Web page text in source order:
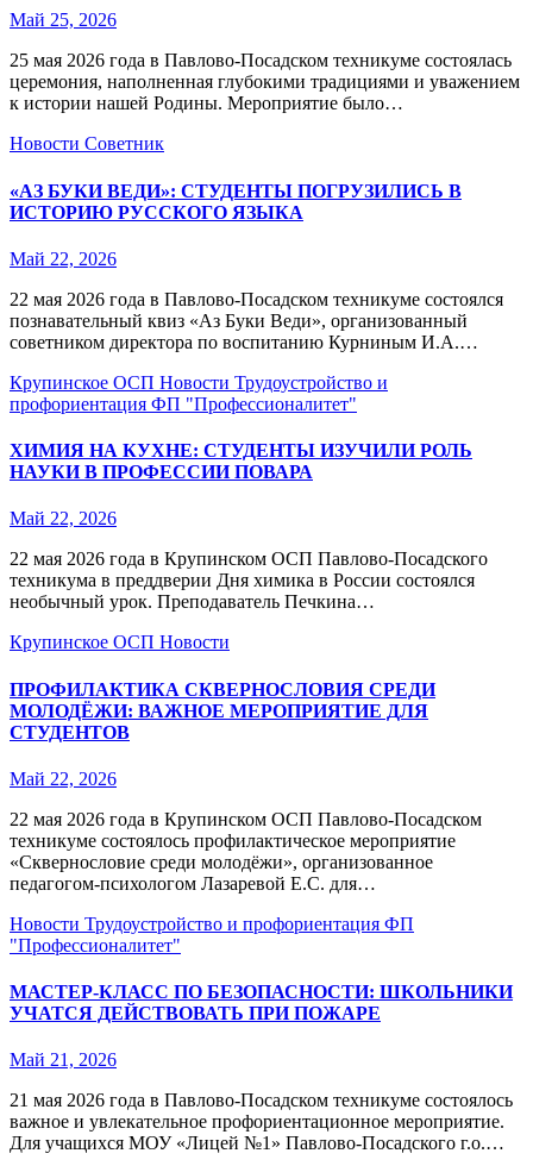
Май 25, 2026
25 мая 2026 года в Павлово‑Посадском техникуме состоялась
церемония, наполненная глубокими традициями и уважением
к истории нашей Родины. Мероприятие было…
Новости Советник
«АЗ БУКИ ВЕДИ»: СТУДЕНТЫ ПОГРУЗИЛИСЬ В
ИСТОРИЮ РУССКОГО ЯЗЫКА
Май 22, 2026
22 мая 2026 года в Павлово-Посадском техникуме состоялся
познавательный квиз «Аз Буки Веди», организованный
советником директора по воспитанию Курниным И.А.…
Крупинское ОСП Новости Трудоустройство и
профориентация ФП "Профессионалитет"
ХИМИЯ НА КУХНЕ: СТУДЕНТЫ ИЗУЧИЛИ РОЛЬ
НАУКИ В ПРОФЕССИИ ПОВАРА
Май 22, 2026
22 мая 2026 года в Крупинском ОСП Павлово-Посадского
техникума в преддверии Дня химика в России состоялся
необычный урок. Преподаватель Печкина…
Крупинское ОСП Новости
ПРОФИЛАКТИКА СКВЕРНОСЛОВИЯ СРЕДИ
МОЛОДЁЖИ: ВАЖНОЕ МЕРОПРИЯТИЕ ДЛЯ
СТУДЕНТОВ
Май 22, 2026
22 мая 2026 года в Крупинском ОСП Павлово‑Посадском
техникуме состоялось профилактическое мероприятие
«Сквернословие среди молодёжи», организованное
педагогом‑психологом Лазаревой Е.С. для…
Новости Трудоустройство и профориентация ФП
"Профессионалитет"
МАСТЕР-КЛАСС ПО БЕЗОПАСНОСТИ: ШКОЛЬНИКИ
УЧАТСЯ ДЕЙСТВОВАТЬ ПРИ ПОЖАРЕ
Май 21, 2026
21 мая 2026 года в Павлово-Посадском техникуме состоялось
важное и увлекательное профориентационное мероприятие.
Для учащихся МОУ «Лицей №1» Павлово-Посадского г.о.…